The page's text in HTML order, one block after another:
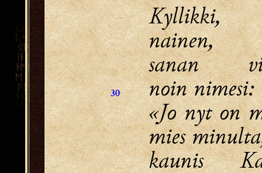
30
Kyllikki,
nainen,
sanan
noin nimesi:
«Jo nyt on
mies
kaunis